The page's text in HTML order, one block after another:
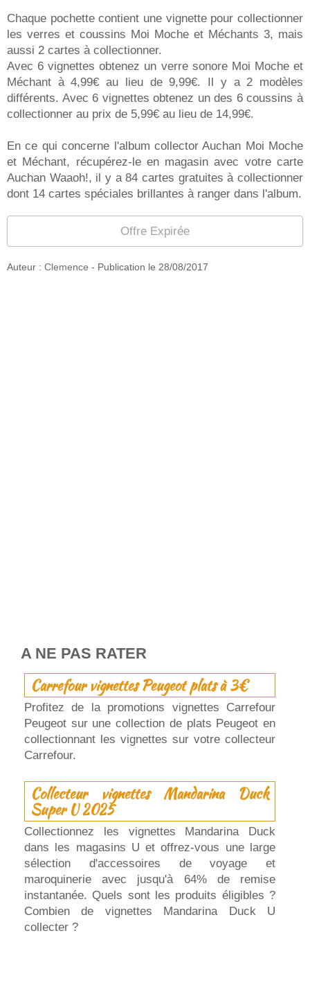
Chaque pochette contient une vignette pour collectionner
les verres et coussins Moi Moche et Méchants 3, mais
aussi 2 cartes à collectionner.
Avec 6 vignettes obtenez un verre sonore Moi Moche et
Méchant à 4,99€ au lieu de 9,99€. Il y a 2 modèles
différents. Avec 6 vignettes obtenez un des 6 coussins à
collectionner au prix de 5,99€ au lieu de 14,99€.
En ce qui concerne l'album collector Auchan Moi Moche
et Méchant, récupérez-le en magasin avec votre carte
Auchan Waaoh!, il y a 84 cartes gratuites à collectionner
dont 14 cartes spéciales brillantes à ranger dans l'album.
Offre Expirée
Auteur : Clemence - Publication le 28/08/2017
A NE PAS RATER
Carrefour vignettes Peugeot plats à 3€
Profitez de la promotions vignettes Carrefour
Peugeot sur une collection de plats Peugeot en
collectionnant les vignettes sur votre collecteur
Carrefour.
Collecteur vignettes Mandarina Duck
Super U 2025
Collectionnez les vignettes Mandarina Duck
dans les magasins U et offrez-vous une large
sélection d'accessoires de voyage et
maroquinerie avec jusqu'à 64% de remise
instantanée. Quels sont les produits éligibles ?
Combien de vignettes Mandarina Duck U
collecter ?